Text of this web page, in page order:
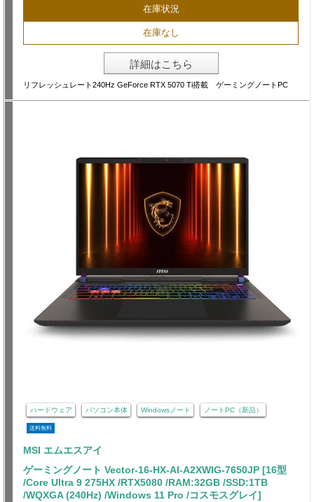
在庫状況
在庫なし
詳細はこちら
リフレッシュレート240Hz GeForce RTX 5070 Ti搭載 ゲーミングノートPC
ハードウェア パソコン本体 Windowsノート ノートPC（新品）
送料無料
MSI エムエスアイ
ゲーミングノート Vector-16-HX-AI-A2XWIG-7650JP [16型
/Core Ultra 9 275HX /RTX5080 /RAM:32GB /SSD:1TB
/WQXGA (240Hz) /Windows 11 Pro /コスモスグレイ]